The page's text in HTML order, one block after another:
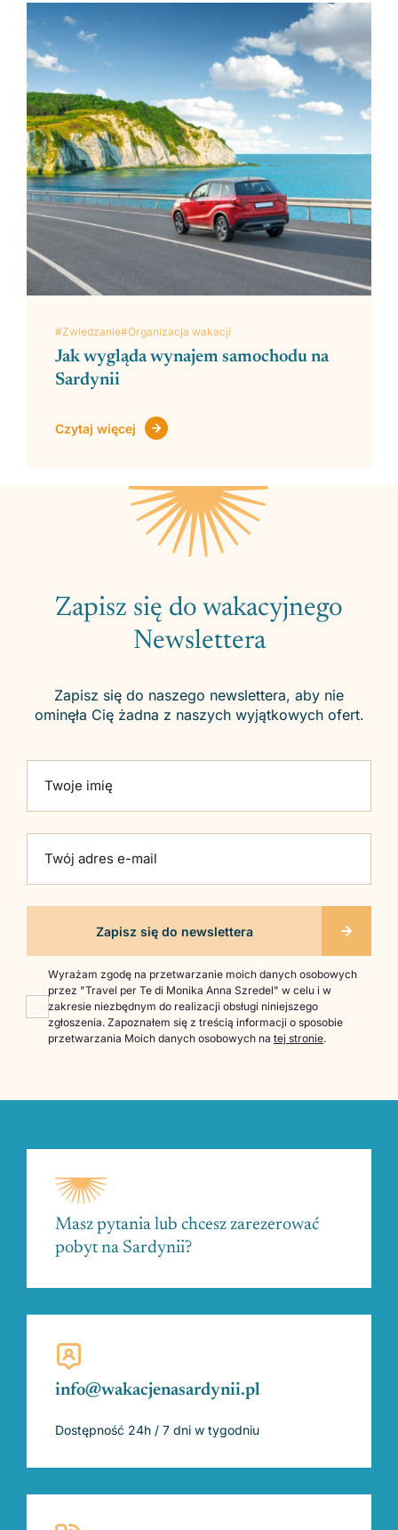
#Zwiedzanie#Organizacja wakacji
Jak wygląda wynajem samochodu na
Sardynii
Czytaj więcej
Zapisz się do wakacyjnego
Newslettera
Zapisz się do naszego newslettera, aby nie
ominęła Cię żadna z naszych wyjątkowych ofert.
Twoje imię
Twój adres e-mail
Wyrażam zgodę na przetwarzanie moich danych osobowych
przez "Travel per Te di Monika Anna Szredel" w celu i w
zakresie niezbędnym do realizacji obsługi niniejszego
zgłoszenia. Zapoznałem się z treścią informacji o sposobie
przetwarzania Moich danych osobowych na tej stronie.
Masz pytania lub chcesz zarezerować
pobyt na Sardynii?
info@wakacjenasardynii.pl
Dostępność 24h / 7 dni w tygodniu